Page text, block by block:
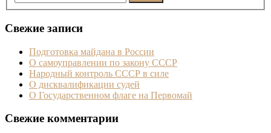
Свежие записи
Подготовка майдана в России
О самоуправлении по закону СССР
Народный контроль СССР в силе
О дисквалификации судей
О Государственном флаге на Первомай
Свежие комментарии